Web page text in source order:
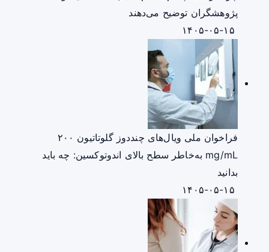
پژوهشگران توضیح می‌دهند
فراخوان ملی ویال‌های چنددوز گلوتاتیون ۲۰۰
mg/mL به‌خاطر سطح بالای اندوتوکسین: چه باید
بدانید